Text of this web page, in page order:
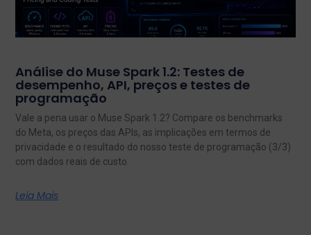
Análise do Muse Spark 1.2: Testes de
desempenho, API, preços e testes de
programação
Vale a pena usar o Muse Spark 1.2? Compare os benchmarks
do Meta, os preços das APIs, as implicações em termos de
privacidade e o resultado do nosso teste de programação (3/3)
com dados reais de custo.
Leia Mais